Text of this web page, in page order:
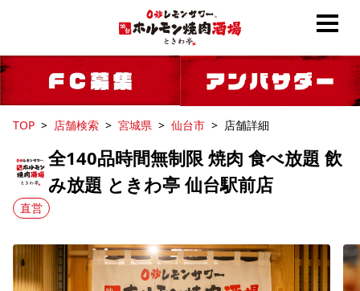
TOP 店舗検索 宮城県 仙台市 店舗詳細
全140品時間無制限 焼肉 食べ放題 飲
み放題 ときわ亭 仙台駅前店
直営